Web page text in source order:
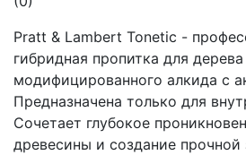
Pratt & Lambert Tonetic -
гибридная пропитка для
модифицированного алкида с
Предназначена только для
Сочетает глубокое
древесины и создание прочной